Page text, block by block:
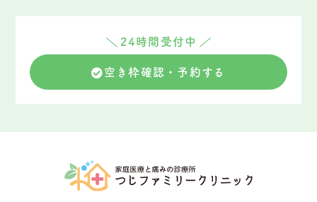
24時間受付中
空き枠確認・予約する